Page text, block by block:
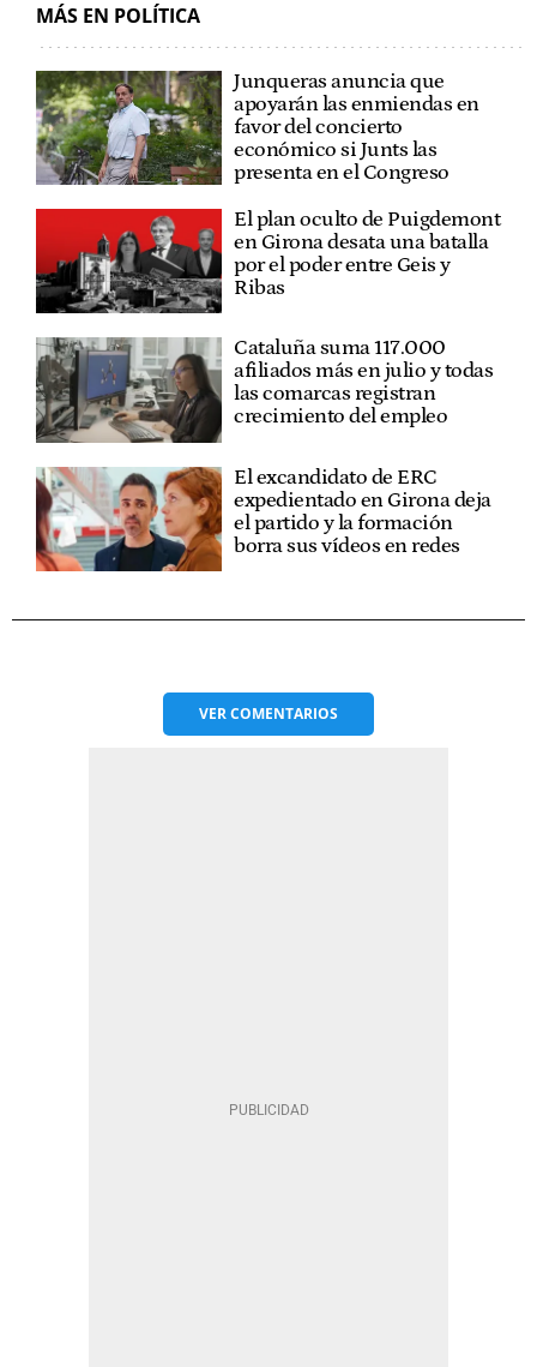
MÁS EN POLÍTICA
Junqueras anuncia que
apoyarán las enmiendas en
favor del concierto
económico si Junts las
presenta en el Congreso
El plan oculto de Puigdemont
en Girona desata una batalla
por el poder entre Geis y
Ribas
Cataluña suma 117.000
afiliados más en julio y todas
las comarcas registran
crecimiento del empleo
El excandidato de ERC
expedientado en Girona deja
el partido y la formación
borra sus vídeos en redes
VERCOMENTARIOS